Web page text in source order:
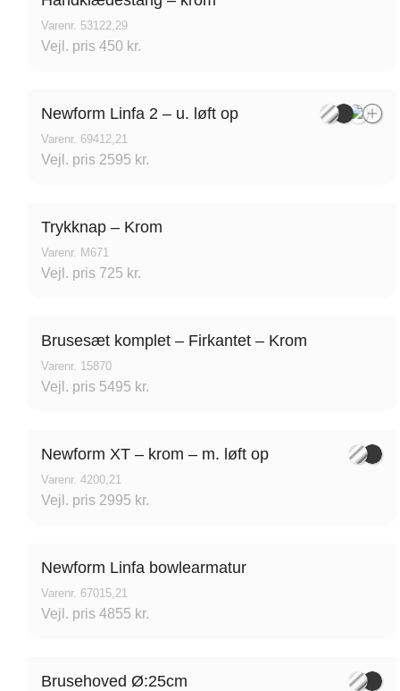
Varenr. 53122,29
Vejl. pris 450 kr.
Newform Linfa 2 – u. løft op
Varenr. 69412,21
Vejl. pris 2595 kr.
Trykknap – Krom
Varenr. M671
Vejl. pris 725 kr.
Brusesæt komplet – Firkantet – Krom
Varenr. 15870
Vejl. pris 5495 kr.
Newform XT – krom – m. løft op
Varenr. 4200,21
Vejl. pris 2995 kr.
Newform Linfa bowlearmatur
Varenr. 67015,21
Vejl. pris 4855 kr.
Brusehoved Ø:25cm
Industrivænget 16, 3400
Vordingborg Køkkenet –
Vesterport
København V, Danmark